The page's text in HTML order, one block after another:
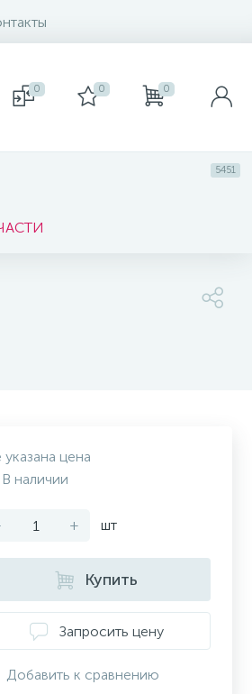
0 0 0
5451
цена
В наличии
+ шт
Купить
Запросить цену
Добавить к сравнению